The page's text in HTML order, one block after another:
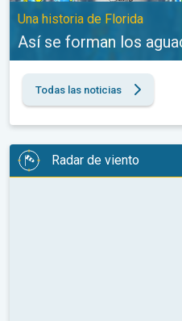
Una historia de Florida
Así se forman los
Todas las noticias
Radar de viento